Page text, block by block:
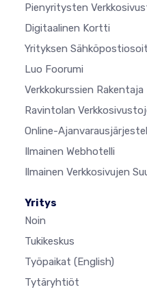
Pienyritysten
Digitaalinen Kortti
Yrityksen
Luo Foorumi
Verkkokurssien Rakentaja
Ravintolan
Online-
Ilmainen Webhotelli
Ilmainen Verkkosivujen
Yritys
Noin
Tukikeskus
Työpaikat (English)
Tytäryhtiöt